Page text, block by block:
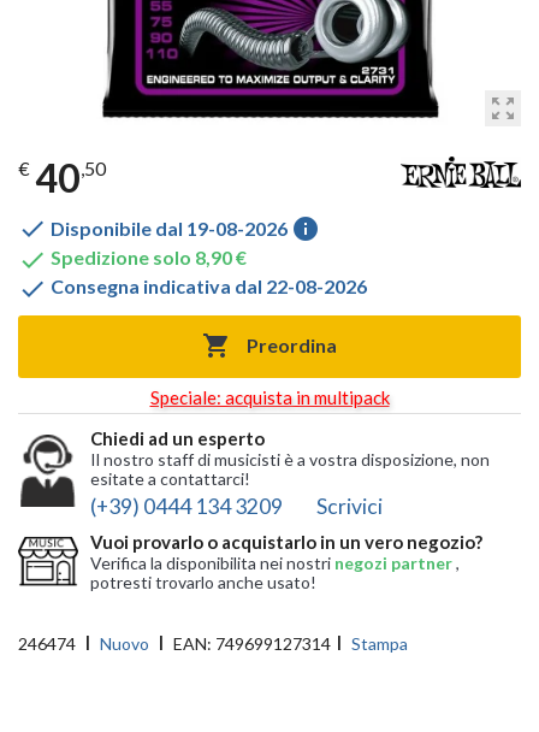
zoom_out_map
€ 40,50
 Disponibile dal 19-08-2026 info
 Spedizione solo 8,90 €
 Consegna indicativa dal 22-08-2026
 Preordina
Speciale: acquista in multipack
Chiedi ad un esperto
Il nostro staff di musicisti è a vostra disposizione, non
esitate a contattarci!
(+39) 0444 134 3209 Scrivici
Vuoi provarlo o acquistarlo in un vero negozio?
Verifica la disponibilita nei nostri negozi partner,
potresti trovarlo anche usato!
246474 Nuovo EAN: 749699127314 Stampa